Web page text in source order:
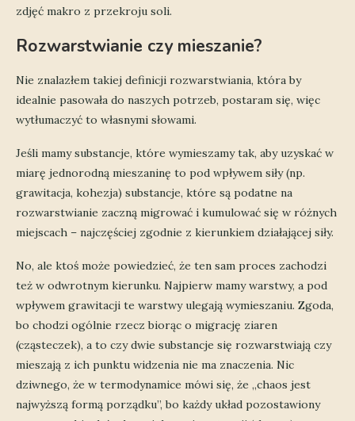
zdjęć makro z przekroju soli.
Rozwarstwianie czy mieszanie?
Nie znalazłem takiej definicji rozwarstwiania, która by
idealnie pasowała do naszych potrzeb, postaram się, więc
wytłumaczyć to własnymi słowami.
Jeśli mamy substancje, które wymieszamy tak, aby uzyskać w
miarę jednorodną mieszaninę to pod wpływem siły (np.
grawitacja, kohezja) substancje, które są podatne na
rozwarstwianie zaczną migrować i kumulować się w różnych
miejscach – najczęściej zgodnie z kierunkiem działającej siły.
No, ale ktoś może powiedzieć, że ten sam proces zachodzi
też w odwrotnym kierunku. Najpierw mamy warstwy, a pod
wpływem grawitacji te warstwy ulegają wymieszaniu. Zgoda,
bo chodzi ogólnie rzecz biorąc o migrację ziaren
(cząsteczek), a to czy dwie substancje się rozwarstwiają czy
mieszają z ich punktu widzenia nie ma znaczenia. Nic
dziwnego, że w termodynamice mówi się, że „chaos jest
najwyższą formą porządku”, bo każdy układ pozostawiony